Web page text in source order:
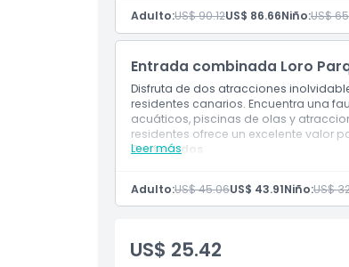
Entrada a Loro Parque y Siam Park
Descubre animales exóticos y vida
Disfruta de emocionantes
Excelente relación calidad-
de Tenerife
Ideal para familias, parejas y
Adulto:US$ 90.12US$ 86.66Niño:US$
Entrada combinada Loro
Disfruta de dos atracciones
residentes canarios. Encuentra una
acuáticos, piscinas de olas y
residentes ofrece un excelente valor
Leer más
Destacados
Entrada a Loro Parque y Siam Park
Descubre animales exóticos, vida
Excelente relación calidad-precio
Tenerife
Adulto:US$ 45.06US$ 43.91Niño:US$
US$ 25.42